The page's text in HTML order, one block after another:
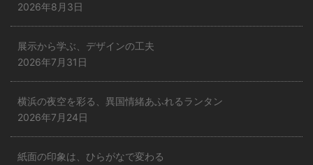
2026年8月3日
展示から学ぶ、デザインの工夫
2026年7月31日
横浜の夜空を彩る、異国情緒あふれるランタン
2026年7月24日
紙面の印象は、ひらがなで変わる